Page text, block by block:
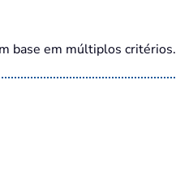
base em múltiplos critérios.